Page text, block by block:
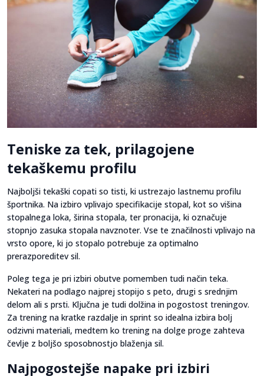
Teniske za tek, prilagojene
tekaškemu profilu
Najboljši tekaški copati so tisti, ki ustrezajo lastnemu profilu
športnika. Na izbiro vplivajo specifikacije stopal, kot so višina
stopalnega loka, širina stopala, ter pronacija, ki označuje
stopnjo zasuka stopala navznoter. Vse te značilnosti vplivajo na
vrsto opore, ki jo stopalo potrebuje za optimalno
prerazporeditev sil.
Poleg tega je pri izbiri obutve pomemben tudi način teka.
Nekateri na podlago najprej stopijo s peto, drugi s srednjim
delom ali s prsti. Ključna je tudi dolžina in pogostost treningov.
Za trening na kratke razdalje in sprint so idealna izbira bolj
odzivni materiali, medtem ko trening na dolge proge zahteva
čevlje z boljšo sposobnostjo blaženja sil.
Najpogostejše napake pri izbiri